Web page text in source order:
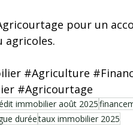
pour un
agricoles.
#Agriculture
#Agricourtage
immobilier août 2025
duréetaux immobilier 2025